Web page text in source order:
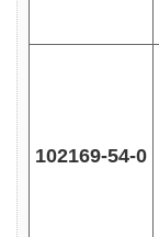
102169-54-0